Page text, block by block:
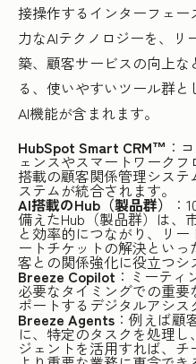
接操作するインターフェ
力なAIテクノロジーを、
築、顧客サービスの向上
る、使いやすいツール群
AI機能が含まれます。
HubSpot Smart CRM™ ：
ェンスやスマートワーク
搭載の顧客関係管理シス
ステムが統合されます。
AI搭載のHub（製品群） ：
備えたHub（製品群）は、
と効率的につながり、リ
ートチケットの解決とい
客との関係強化に役立つシ
Breeze Copilot：ミーティ
必要なタイミングでの重
ポートするデジタルアシス
Breeze Agents ：例えば顧
に、特定のタスクを処理
ジェントを活用すれば、チ